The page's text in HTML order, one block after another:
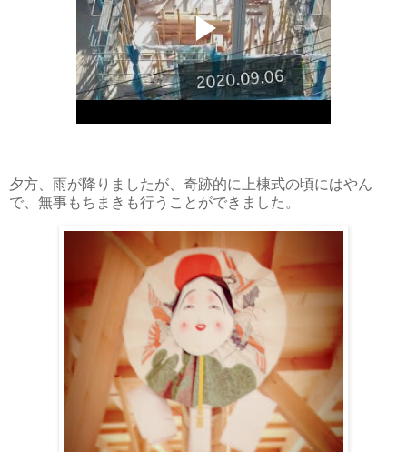
夕方、雨が降りましたが、奇跡的に上棟式の頃にはやん
で、無事もちまきも行うことができました。